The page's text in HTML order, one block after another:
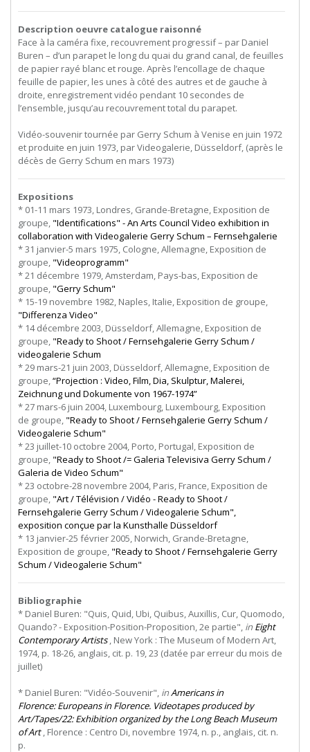
Description oeuvre catalogue raisonné
Face à la caméra fixe, recouvrement progressif – par Daniel
Buren – d’un parapet le long du quai du grand canal, de feuilles
de papier rayé blanc et rouge. Après l’encollage de chaque
feuille de papier, les unes à côté des autres et de gauche à
droite, enregistrement vidéo pendant 10 secondes de
l’ensemble, jusqu’au recouvrement total du parapet.
Vidéo-souvenir tournée par Gerry Schum à Venise en juin 1972
et produite en juin 1973, par Videogalerie, Düsseldorf, (après le
décès de Gerry Schum en mars 1973)
Expositions
* 01-11 mars 1973, Londres, Grande-Bretagne, Exposition de
groupe, "Identifications" - An Arts Council Video exhibition in
collaboration with Videogalerie Gerry Schum – Fernsehgalerie
* 31 janvier-5 mars 1975, Cologne, Allemagne, Exposition de
groupe, "Videoprogramm"
* 21 décembre 1979, Amsterdam, Pays-bas, Exposition de
groupe, "Gerry Schum"
* 15-19 novembre 1982, Naples, Italie, Exposition de groupe,
"Differenza Video"
* 14 décembre 2003, Düsseldorf, Allemagne, Exposition de
groupe, "Ready to Shoot / Fernsehgalerie Gerry Schum /
videogalerie Schum
* 29 mars-21 juin 2003, Düsseldorf, Allemagne, Exposition de
groupe,“Projection : Video, Film, Dia, Skulptur, Malerei,
Zeichnung und Dokumente von 1967-1974”
* 27 mars-6 juin 2004, Luxembourg, Luxembourg, Exposition
de groupe, "Ready to Shoot / Fernsehgalerie Gerry Schum /
Videogalerie Schum"
* 23 juillet-10 octobre 2004, Porto, Portugal, Exposition de
groupe, "Ready to Shoot /= Galeria Televisiva Gerry Schum /
Galeria de Video Schum"
* 23 octobre-28 novembre 2004, Paris, France, Exposition de
groupe, "Art / Télévision / Vidéo - Ready to Shoot /
Fernsehgalerie Gerry Schum / Videogalerie Schum",
exposition conçue par la Kunsthalle Düsseldorf
* 13 janvier-25 février 2005, Norwich, Grande-Bretagne,
Exposition de groupe, "Ready to Shoot / Fernsehgalerie Gerry
Schum / Videogalerie Schum"
Bibliographie
* Daniel Buren: "Quis, Quid, Ubi, Quibus, Auxillis, Cur, Quomodo,
Quando? - Exposition-Position-Proposition, 2e partie", in Eight
Contemporary Artists, New York : The Museum of Modern Art,
1974, p. 18-26, anglais, cit. p. 19, 23 (datée par erreur du mois de
juillet)
* Daniel Buren: "Vidéo-Souvenir", inAmericansin
Florence: Europeans in Florence. Videotapes produced by
Art/Tapes/22: Exhibition organized by the Long Beach Museum
of Art, Florence : Centro Di, novembre 1974, n. p., anglais, cit. n.
p.